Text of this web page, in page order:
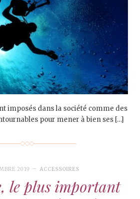
imposés dans la société comme des
pour mener à bien ses […]
2019 ACCESSOIRES
le plus important